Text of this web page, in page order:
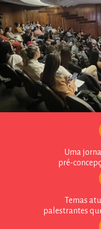
Uma
pré-
Temas
palestrantes